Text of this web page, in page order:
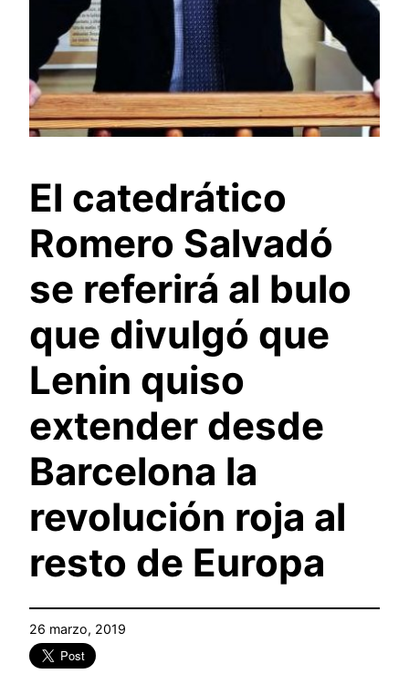
El catedrático
Romero Salvadó
se referirá al bulo
que divulgó que
Lenin quiso
extender desde
Barcelona la
revolución roja al
resto de Europa
26 marzo, 2019